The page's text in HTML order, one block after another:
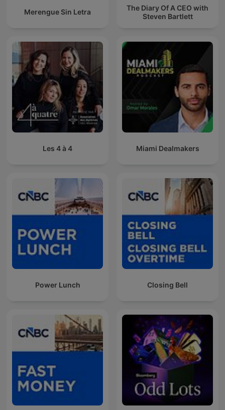
Merengue Sin Letra
The Diary Of A CEO with
Steven Bartlett
Les 4 à 4 Miami Dealmakers
Power Lunch Closing Bell